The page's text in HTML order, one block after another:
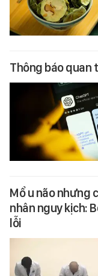
Thông báo quan
Mổ u não nhưng
nhân nguy kịch:
lỗi